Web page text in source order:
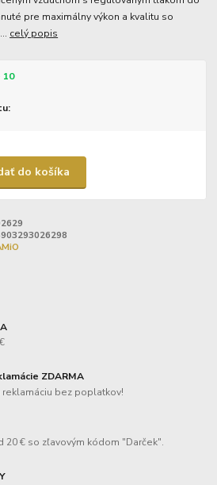
pre maximálny výkon a kvalitu so
celý popis
10
do košíka
ZDARMA
bez poplatkov!
20 € so zľavovým kódom "Darček".